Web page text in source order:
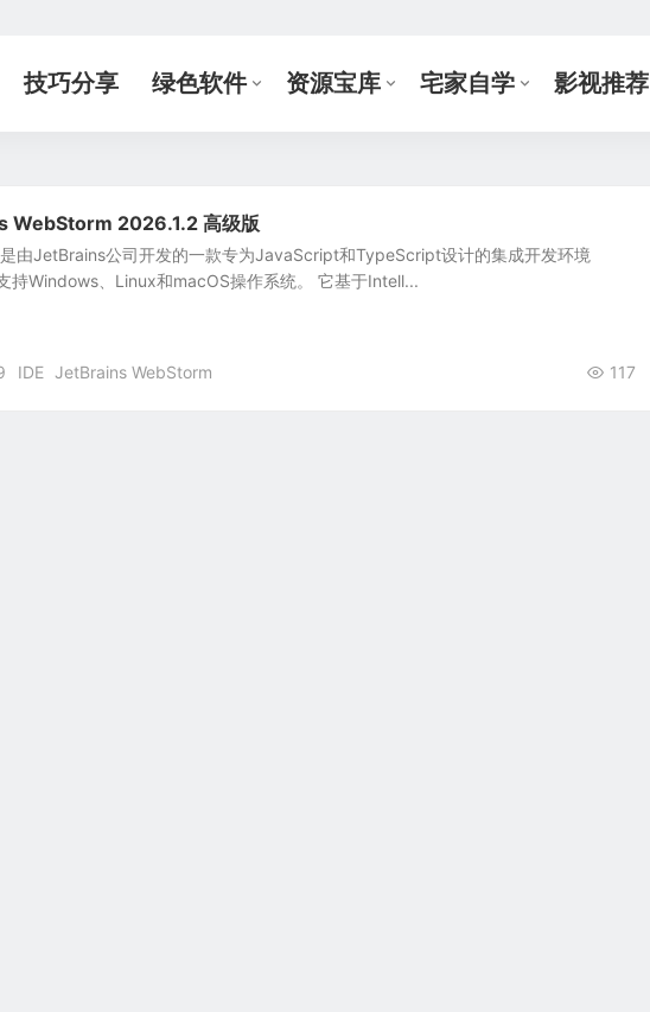
技巧分享 绿色软件 资源宝库 宅家自学 影视推荐
WebStorm 2026.1.2 高级版
由JetBrains公司开发的一款专为JavaScript和TypeScript设计的集成开发环境
支持Windows、Linux和macOS操作系统。 它基于Intell...
117
IDE JetBrains WebStorm